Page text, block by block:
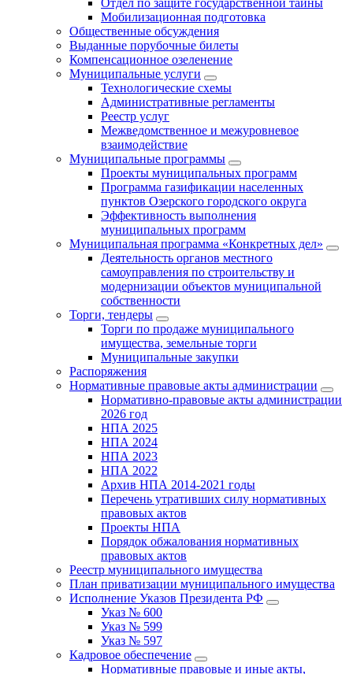
Отдел по защите государственной тайны
Мобилизационная подготовка
Общественные обсуждения
Выданные порубочные билеты
Компенсационное озеленение
Муниципальные услуги
Технологические схемы
Административные регламенты
Реестр услуг
Межведомственное и межуровневое
взаимодействие
Муниципальные программы
Проекты муниципальных программ
Программа газификации населенных
пунктов Озерского городского округа
Эффективность выполнения
муниципальных программ
Муниципальная программа «Конкретных дел»
Деятельность органов местного
самоуправления по строительству и
модернизации объектов муниципальной
собственности
Торги, тендеры
Торги по продаже муниципального
имущества, земельные торги
Муниципальные закупки
Распоряжения
Нормативные правовые акты администрации
Нормативно-правовые акты администрации
2026 год
НПА 2025
НПА 2024
НПА 2023
НПА 2022
Архив НПА 2014-2021 годы
Перечень утративших силу нормативных
правовых актов
Проекты НПА
Порядок обжалования нормативных
правовых актов
Реестр муниципального имущества
План приватизации муниципального имущества
Исполнение Указов Президента РФ
Указ № 600
Указ № 599
Указ № 597
Кадровое обеспечение
Нормативные правовые и иные акты,